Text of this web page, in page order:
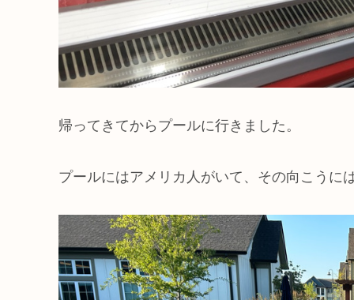
帰ってきてからプールに行きました。
プールにはアメリカ人がいて、その向こうに